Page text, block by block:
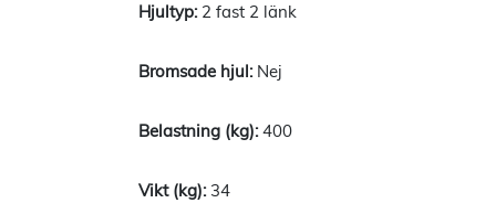
2 fast 2 länk
Nej
400
34